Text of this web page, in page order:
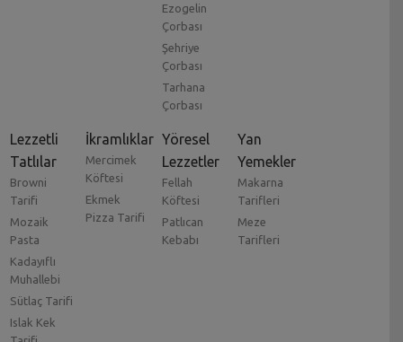
Ezogelin
Çorbası
Şehriye
Çorbası
Tarhana
Çorbası
Lezzetli
Tatlılar
Browni
Tarifi
Mozaik
Pasta
Kadayıflı
Muhallebi
Sütlaç Tarifi
Islak Kek
İkramlıklar
Mercimek
Köftesi
Ekmek
Pizza Tarifi
Yöresel
Lezzetler
Fellah
Köftesi
Patlıcan
Kebabı
Yan
Yemekler
Makarna
Tarifleri
Meze
Tarifleri